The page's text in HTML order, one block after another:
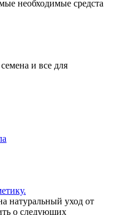
необходимые средста
и все для
натуральный уход от
о следующих